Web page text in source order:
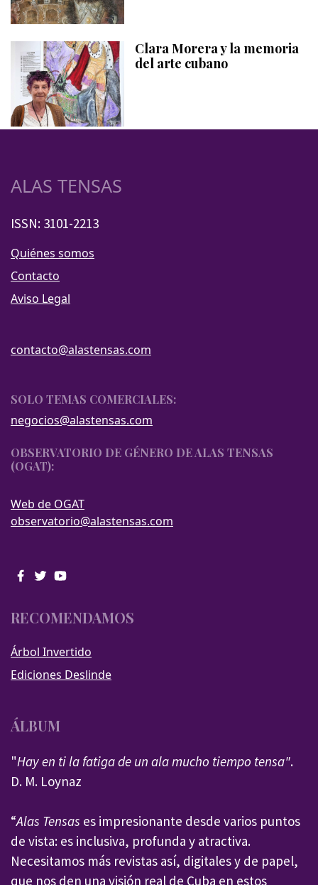
Clara Morera y la memoria
del arte cubano
ALAS TENSAS
ISSN: 3101-2213
Quiénes somos
Contacto
Aviso Legal
contacto@alastensas.com
SOLO TEMAS COMERCIALES:
negocios@alastensas.com
OBSERVATORIO DE GÉNERO DE ALAS TENSAS
(OGAT):
Web de OGAT
observatorio@alastensas.com
RECOMENDAMOS
Árbol Invertido
Ediciones Deslinde
ÁLBUM
"Hay en ti la fatiga de un ala mucho tiempo tensa".
D. M. Loynaz
“Alas Tensas es impresionante desde varios puntos
de vista: es inclusiva, profunda y atractiva.
Necesitamos más revistas así, digitales y de papel,
que nos den una visión real de Cuba en estos